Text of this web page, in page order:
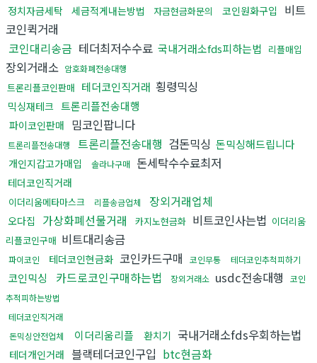
정치자금세탁 세금적게내는방법 자금현금화문의 코인원화구입
비트
코인퀵거래
코인대리송금 테더최저수수료 국내거래소fds피하는법 리플매입
장외거래소 암호화폐전송대행
트론리플코인판매 테더코인직거래 횡령믹싱
믹싱재테크 트론리플전송대행
파이코인판매 밈코인팝니다
트론리플전송대행 트론리플전송대행 검돈믹싱 돈믹싱해드립니다
개인지갑고가매입 솔라나구매 돈세탁수수료최저
테더코인직거래
이더리움메타마스크 리플송금업체 장외거래업체
오다집 가상화폐선물거래 카지노현금화 비트코인사는법 이더리움
리플코인구매 비트대리송금
파이코인 테더코인현금화 코인카드구매 코인무통 테더코인추척피하기
코인믹싱 카드로코인구매하는법 장외거래소 usdc전송대행
코인
추적피하는방법
테더코인직거래
돈믹싱안전업체
이더리움리플 환치기 국내거래소fds우회하는법
테더개인거래 블랙테더코인구입 btc현금화